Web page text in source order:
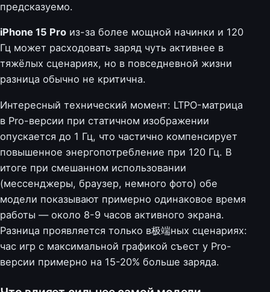
предсказуемо.
iPhone 15 Pro из-за более мощной начинки и 120
Гц может расходовать заряд чуть активнее в
тяжёлых сценариях, но в повседневной жизни
разница обычно не критична.
Интересный технический момент: LTPO-матрица
в Pro-версии при статичном изображении
опускается до 1 Гц, что частично компенсирует
повышенное энергопотребление при 120 Гц. В
итоге при смешанном использовании
(мессенджеры, браузер, немного фото) обе
модели показывают примерно одинаковое время
работы — около 8-9 часов активного экрана.
Разница проявляется только в极端ных сценариях:
час игр с максимальной графикой съест у Pro-
версии примерно на 15-20% больше заряда.